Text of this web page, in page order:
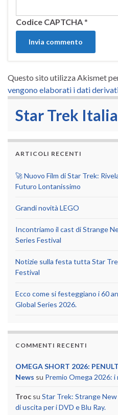
Codice CAPTCHA*
Questo sito utilizza Akismet
vengono elaborati i dati
Star Trek
ARTICOLI RECENTI
🚀 Nuovo Film di Star Trek:
Futuro Lontanissimo
Grandi novità LEGO
Incontriamo il cast di Strange
Series Festival
Notizie sulla festa tutta Star
Festival
Ecco come si festeggiano i 60
Global Series 2026.
COMMENTI RECENTI
OMEGA SHORT 2026:
News su Premio Omega 2026:
Troc su Star Trek: Strange
di uscita per i DVD e Blu Ray.